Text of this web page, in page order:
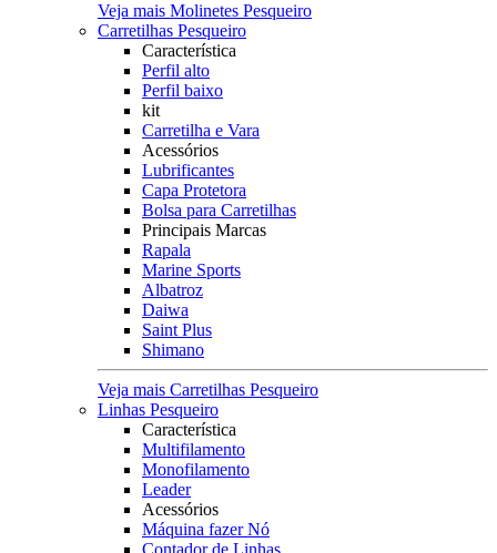
Veja mais Molinetes Pesqueiro
Carretilhas Pesqueiro
Característica
Perfil alto
Perfil baixo
kit
Carretilha e Vara
Acessórios
Lubrificantes
Capa Protetora
Bolsa para Carretilhas
Principais Marcas
Rapala
Marine Sports
Albatroz
Daiwa
Saint Plus
Shimano
Veja mais Carretilhas Pesqueiro
Linhas Pesqueiro
Característica
Multifilamento
Monofilamento
Leader
Acessórios
Máquina fazer Nó
Contador de Linhas